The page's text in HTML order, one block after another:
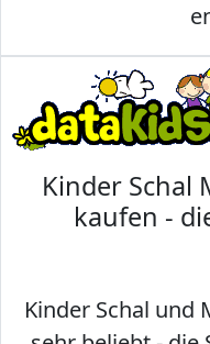
Kinder Schal
kaufen -
Kinder Schal und